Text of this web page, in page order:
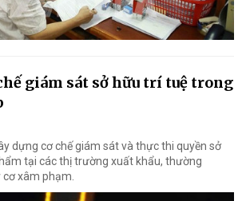
giám sát sở hữu trí tuệ trong
dựng cơ chế giám sát và thực thi quyền sở
tại các thị trường xuất khẩu, thường
xâm phạm.